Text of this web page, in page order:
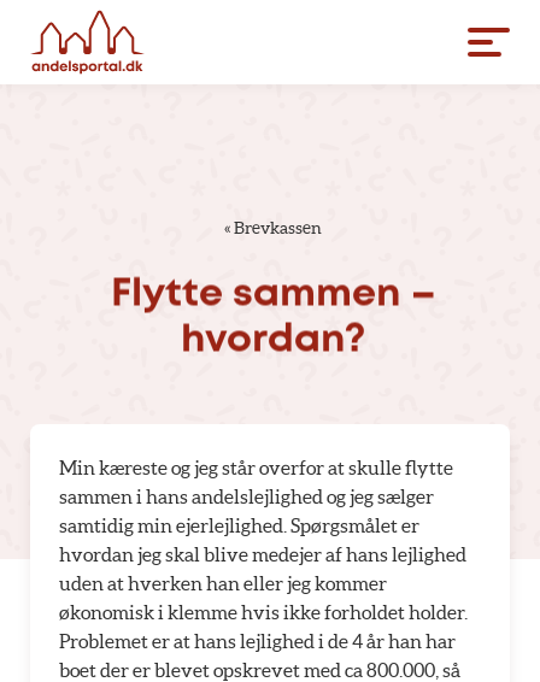
«Brevkassen
Flytte sammen –
hvordan?
Min kæreste og jeg står overfor at skulle flytte
sammen i hans andelslejlighed og jeg sælger
samtidig min ejerlejlighed. Spørgsmålet er
hvordan jeg skal blive medejer af hans lejlighed
uden at hverken han eller jeg kommer
økonomisk i klemme hvis ikke forholdet holder.
Problemet er at hans lejlighed i de 4 år han har
boet der er blevet opskrevet med ca 800.000, så